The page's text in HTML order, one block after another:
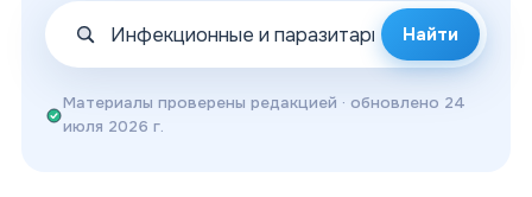
Найти
Материалы проверены редакцией · обновлено 24
июля 2026 г.